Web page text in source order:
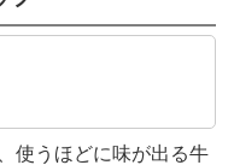
使うほどに味が出る牛